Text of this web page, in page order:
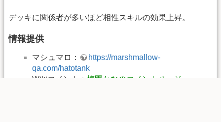
デッキに関係者が多いほど相性スキルの効果上昇。
情報提供
マシュマロ：
https://marshmallow-
qa.com/hatotank
Wikiコメント： 梅園かなのコメントページ